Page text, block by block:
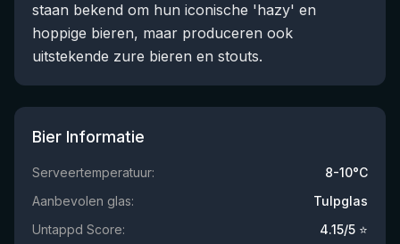
staan bekend om hun iconische 'hazy' en
hoppige bieren, maar produceren ook
uitstekende zure bieren en stouts.
Bier Informatie
Serveertemperatuur:
8-10°C
Aanbevolen glas:
Tulpglas
Untappd Score:
4.15/5 ⭐